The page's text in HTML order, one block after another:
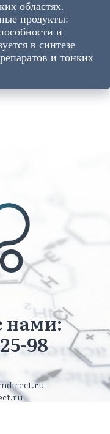
областях.
продукты:
и
в синтезе
и тонких
нами:
98